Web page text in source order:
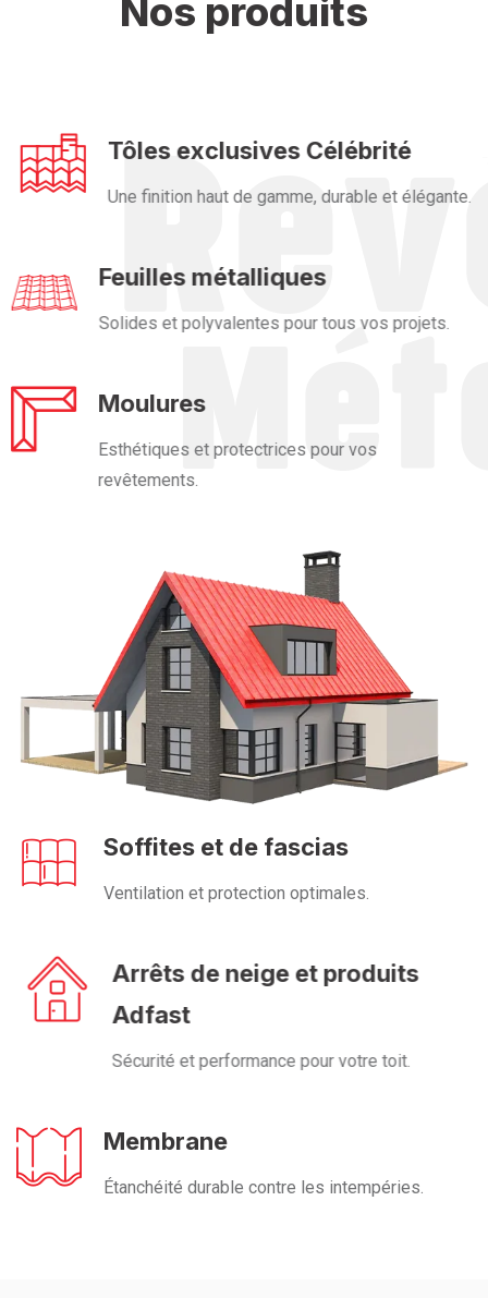
Nos produits
Tôles exclusives Célébrité
Une finition haut de gamme, durable et élégante.
Feuilles métalliques
Solides et polyvalentes pour tous vos projets.
Moulures
Esthétiques et protectrices pour vos
revêtements.
Soffites et de fascias
Ventilation et protection optimales.
Arrêts de neige et produits
Adfast
Sécurité et performance pour votre toit.
Membrane
Étanchéité durable contre les intempéries.